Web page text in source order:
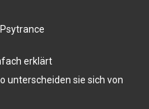
erklärt
unterscheiden sie sich von